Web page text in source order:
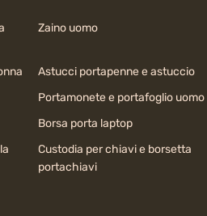
Zaino uomo
Astucci portapenne e astuccio
Portamonete e portafoglio uomo
Borsa porta laptop
Custodia per chiavi e borsetta
portachiavi